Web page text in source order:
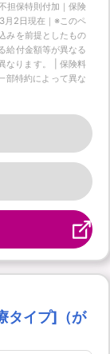
担保特則付加｜保険
月2日現在｜※このペ
みを前提としたもの
給付金額等が異なる
なります。 | 保険料
部特約によって異な
タイプ]（が